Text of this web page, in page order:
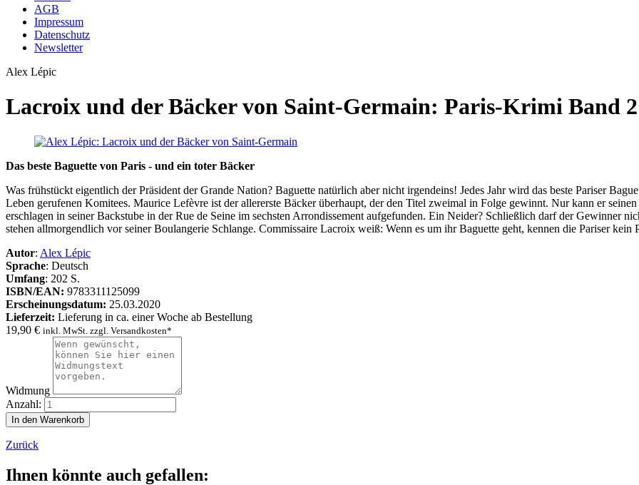
AGB
Impressum
Datenschutz
Newsletter
Alex Lépic
Lacroix und der Bäcker von Saint-Germain: Paris-Krimi Band 2
Das beste Baguette von Paris - und ein toter Bäcker
Was frühstückt eigentlich der Präsident der Grande Nation? Baguette natürlich aber nicht irgendeins! Jedes Jahr wird das beste Pariser
Leben gerufenen Komitees. Maurice Lefèvre ist der allererste Bäcker überhaupt, der den Titel zweimal in Folge gewinnt. Nur kann er
erschlagen in seiner Backstube in der Rue de Seine im sechsten Arrondissement aufgefunden. Ein Neider? Schließlich darf der Gewinner
stehen allmorgendlich vor seiner Boulangerie Schlange. Commissaire Lacroix weiß: Wenn es um ihr Baguette geht, kennen die Pariser kein
Autor: Alex Lépic
Sprache: Deutsch
Umfang: 202 S.
ISBN/EAN: 9783311125099
Erscheinungsdatum: 25.03.2020
Lieferzeit: Lieferung in ca. einer Woche ab Bestellung
19,90 € inkl. MwSt. zzgl. Versandkosten*
Widmung
Anzahl:
Zurück
Ihnen könnte auch gefallen: